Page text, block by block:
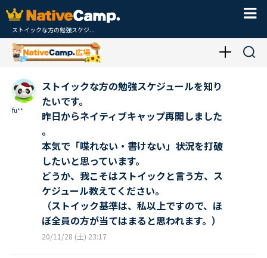
ストイックな方の勉強スケジ...
fu**
ストイックな方の勉強スケジュールを知り
たいです。
昨日からネイティブキャップ再開しました
。
本気で「喋れない・書けない」状況を打破
したいと思っています。
どうか、我こそはストイックと言う方、ス
ケジュール教えてください。
（ストイック基準は、私以上ですので、ほ
ぼ全員の方が当てはまると思われます。）
20/11/28 (土) 23:17